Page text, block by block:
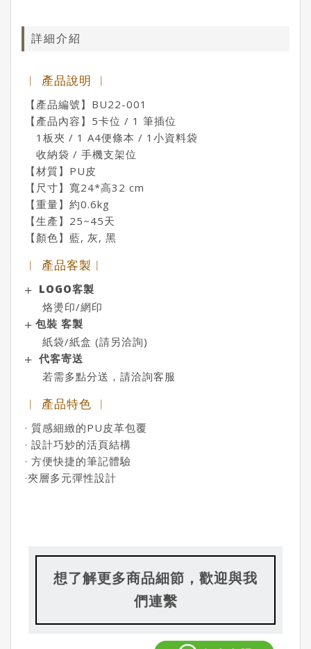
詳細介紹
︱ 產品說明 ︱
【產品編號】BU22-001
【產品內容】5卡位 / 1 筆插位
1板夾 / 1 A4便條本 / 1小資料袋
收納袋 / 手機支架位
【材質】PU皮
【尺寸】寬24*高32 cm
【重量】約0.6kg
【生產】25~45天
【顏色】藍, 灰, 黑
︱ 產品客製︱
LOGO客製
烙燙印/網印
包裝 客製
紙袋/紙盒 (請另洽詢)
代客寄送
若需多點分送，請洽詢客服
︱ 產品特色 ︱
· 質感細緻的PU皮革包覆
· 設計巧妙的活頁結構
· 方便快捷的筆記體驗
·夾層多元彈性設計
想了解更多商品細節，歡迎與我
們連繫